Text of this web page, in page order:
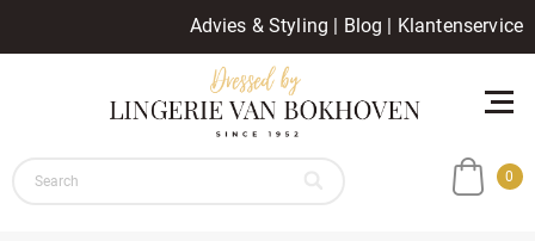
Advies & Styling | Blog | Klantenservice
0